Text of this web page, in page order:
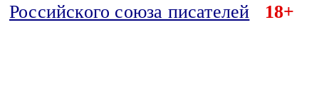
Российского союза писателей
18+